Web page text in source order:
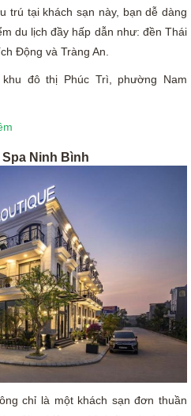
trú tại khách sạn này, bạn dễ dàng
du lịch đầy hấp dẫn như: đền Thái
Động và Tràng An.
đô thị Phúc Trì, phường Nam
Ninh Bình
chỉ là một khách sạn đơn thuần